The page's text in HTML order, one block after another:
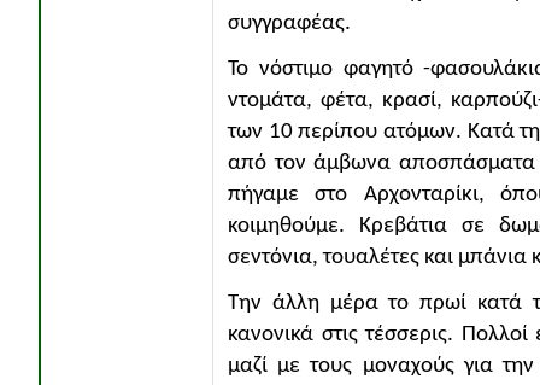
συγγραφέας.
Το νόστιμο φαγητό -
ντομάτα, φέτα, κρασί,
των 10 περίπου ατόμων. Κατά
από τον άμβωνα αποσπάσματα
πήγαμε στο Αρχονταρίκι,
κοιμηθούμε. Κρεβάτια σε
σεντόνια, τουαλέτες και μπάνια
Την άλλη μέρα το πρωί κατά
κανονικά στις τέσσερις.
μαζί με τους μοναχούς για